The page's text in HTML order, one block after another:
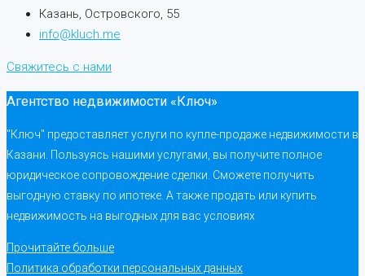
Казань, Островского, 55
info@kluch.me
Свяжитесь с нами
Агентство недвижимости «Ключ»
"Ключ" предоставляет услуги по купле-продаже недвижимости в
Казани. Пользуясь нашими услугами, вы получите полное
юридическое сопровождение сделки. Сможете получить
выгодную ставку по ипотеке. А также продать или купить
недвижимость на выгодных для вас условиях
Прочитайте больше
Политика обработки персональных данных